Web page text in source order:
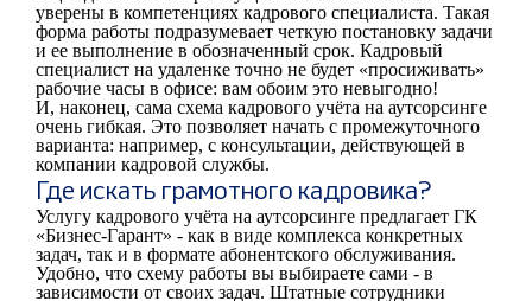
уверены в компетенциях кадрового специалиста. Такая
форма работы подразумевает четкую постановку задачи
и ее выполнение в обозначенный срок. Кадровый
специалист на удаленке точно не будет «просиживать»
рабочие часы в офисе: вам обоим это невыгодно!
И, наконец, сама схема кадрового учёта на аутсорсинге
очень гибкая. Это позволяет начать с промежуточного
варианта: например, с консультации, действующей в
компании кадровой службы.
Где искать грамотного кадровика?
Услугу кадрового учёта на аутсорсинге предлагает ГК
«Бизнес-Гарант» - как в виде комплекса конкретных
задач, так и в формате абонентского обслуживания.
Удобно, что схему работы вы выбираете сами - в
зависимости от своих задач. Штатные сотрудники